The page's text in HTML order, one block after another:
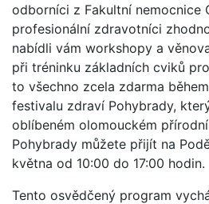
odborníci z Fakultní nemocnice
profesionální zdravotníci
nabídli vám workshopy a
při tréninku základních cviků
to všechno zcela zdarma
festivalu zdraví Pohybrady,
oblíbeném olomouckém
Pohybrady můžete přijít na
května od 10:00 do 17:00 hodin.
Tento osvědčený program